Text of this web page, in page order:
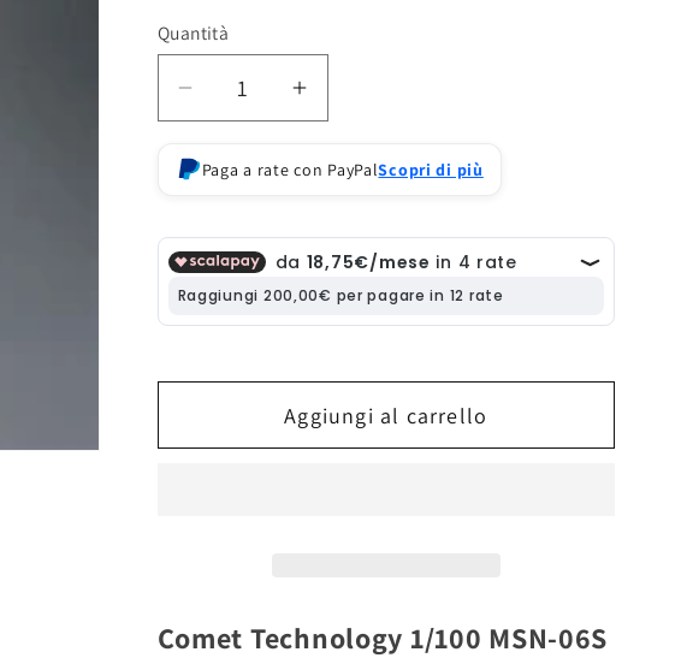
Quantità
Diminuisci
per
1/100
MSN-
06S
Wolf
Speed
Aumenta
per
1/100
MSN-
06S
Wolf
Triple
Speed
Paga a rate con PayPalScopri di più
Aggiungi al carrello
Comet Technology 1/100 MSN-06S